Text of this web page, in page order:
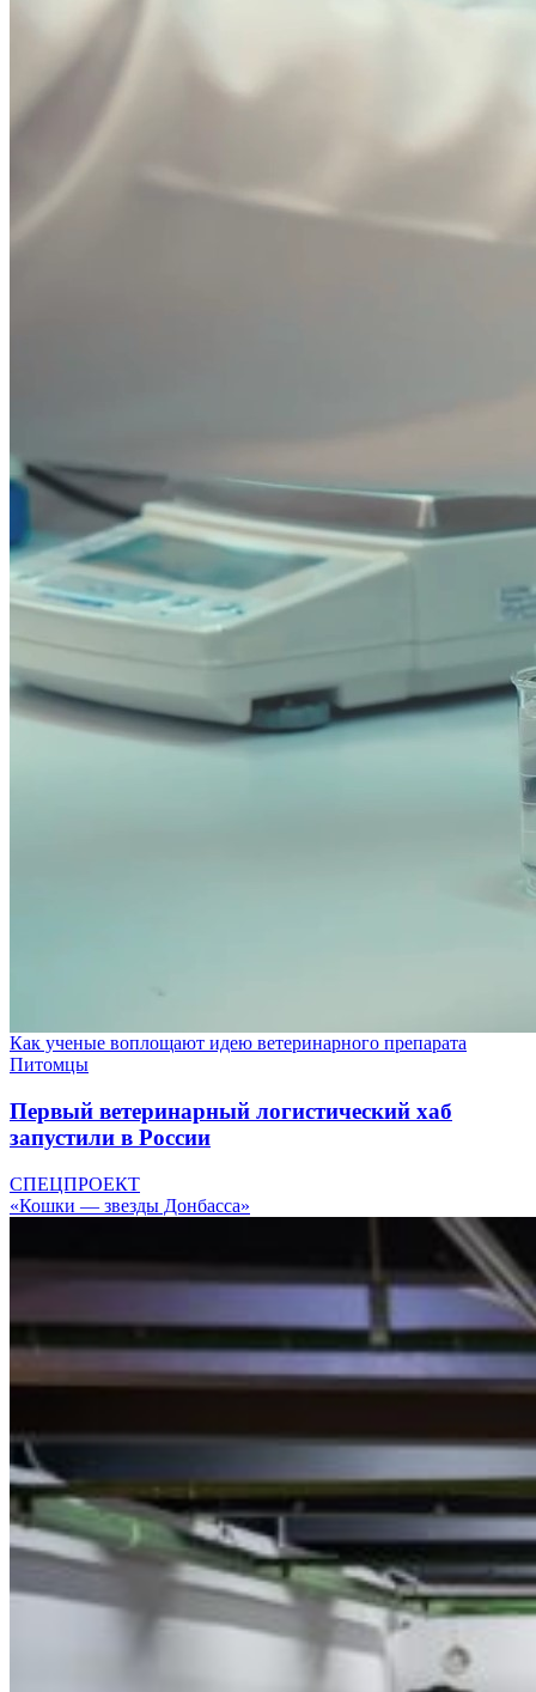
Как ученые воплощают идею ветеринарного препарата
Питомцы
Первый ветеринарный логистический хаб
запустили в России
СПЕЦПРОЕКТ
«Кошки — звезды Донбасса»